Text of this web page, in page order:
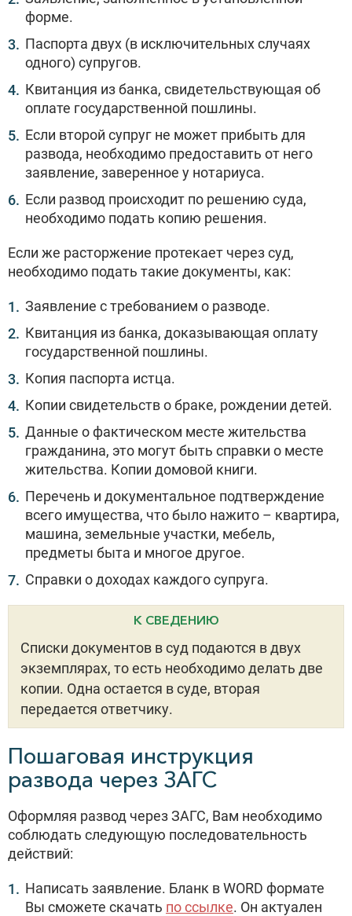
форме.
Паспорта двух (в исключительных случаях
одного) супругов.
Квитанция из банка, свидетельствующая об
оплате государственной пошлины.
Если второй супруг не может прибыть для
развода, необходимо предоставить от него
заявление, заверенное у нотариуса.
Если развод происходит по решению суда,
необходимо подать копию решения.
Если же расторжение протекает через суд,
необходимо подать такие документы, как:
Заявление с требованием о разводе.
Квитанция из банка, доказывающая оплату
государственной пошлины.
Копия паспорта истца.
Копии свидетельств о браке, рождении детей.
Данные о фактическом месте жительства
гражданина, это могут быть справки о месте
жительства. Копии домовой книги.
Перечень и документальное подтверждение
всего имущества, что было нажито – квартира,
машина, земельные участки, мебель,
предметы быта и многое другое.
Справки о доходах каждого супруга.
К СВЕДЕНИЮ
Списки документов в суд подаются в двух
экземплярах, то есть необходимо делать две
копии. Одна остается в суде, вторая
передается ответчику.
Пошаговая инструкция
развода через ЗАГС
Оформляя развод через ЗАГС, Вам необходимо
соблюдать следующую последовательность
действий:
Написать заявление. Бланк в WORD формате
Вы сможете скачать по ссылке. Он актуален